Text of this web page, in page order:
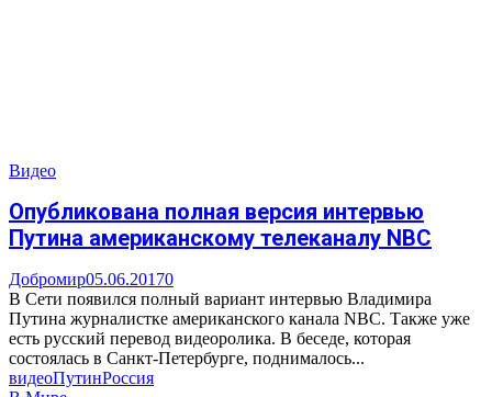
Видео
Опубликована полная версия интервью
Путина американскому телеканалу NBC
Добромир05.06.20170
В Сети появился полный вариант интервью Владимира
Путина журналистке американского канала NBC. Также уже
есть русский перевод видеоролика. В беседе, которая
состоялась в Санкт-Петербурге, поднималось...
видеоПутинРоссия